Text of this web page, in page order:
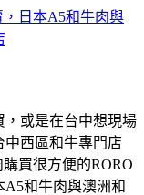
，日本A5和牛肉與
，或是在台中想現場
中西區和牛專門店
買很方便的RORO
和牛肉與澳洲和